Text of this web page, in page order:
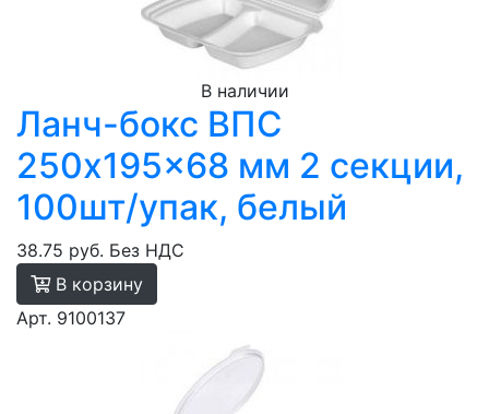
В наличии
Ланч-бокс ВПС
250x195x68 мм 2 секции,
100шт/упак, белый
38.75 руб. Без НДС
В корзину
Арт. 9100137